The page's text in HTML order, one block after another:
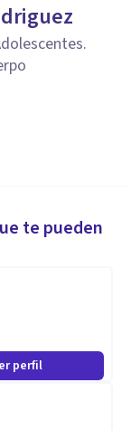
te pueden
perfil